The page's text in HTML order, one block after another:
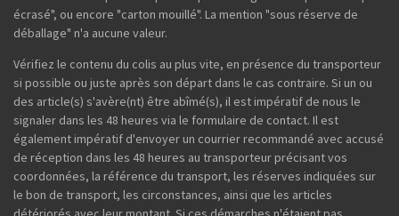
écrasé", ou encore "carton mouillé". La mention "sous réserve de
déballage" n'a aucune valeur.
Vérifiez le contenu du colis au plus vite, en présence du transporteur
si possible ou juste après son départ dans le cas contraire. Si un ou
des article(s) s'avère(nt) être abîmé(s), il est impératif de nous le
signaler dans les 48 heures via le formulaire de contact. Il est
également impératif d'envoyer un courrier recommandé avec accusé
de réception dans les 48 heures au transporteur précisant vos
coordonnées, la référence du transport, les réserves indiquées sur
le bon de transport, les circonstances, ainsi que les articles